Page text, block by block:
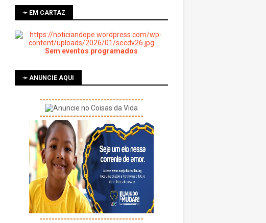
➛ EM CARTAZ
Sem eventos programados
➛ ANUNCIE AQUI
----------------------------------
----------------------------------
----------------------------------